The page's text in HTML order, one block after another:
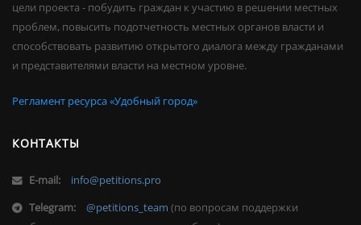
цели проекта - побудить граждан к участию в решении местных
проблем, повысить подотчетность местных органов власти и
способствовать развитию открытого диалога между гражданами
и представителями власти на местном уровне.
Регламент ресурса «Удобный город»
КОНТАКТЫ
E-mail:
info@petitions.pro
Telegram:
@petitions_team (по вопросам поддержки